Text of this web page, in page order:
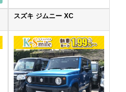
スズキ ジムニー XC